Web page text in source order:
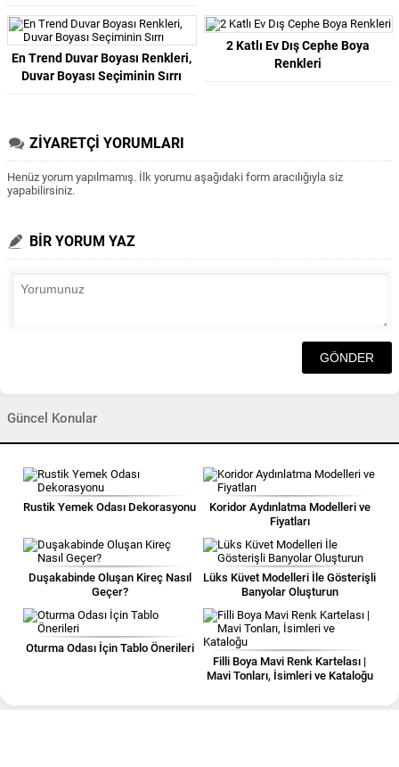
En Trend Duvar Boyası Renkleri,
Duvar Boyası Seçiminin Sırrı
2 Katlı Ev Dış Cephe Boya
Renkleri
ZİYARETÇİ YORUMLARI
Henüz yorum yapılmamış. İlk yorumu aşağıdaki form aracılığıyla siz
yapabilirsiniz.
BİR YORUM YAZ
Güncel Konular
Rustik Yemek Odası Dekorasyonu
Koridor Aydınlatma Modelleri ve
Fiyatları
Duşakabinde Oluşan Kireç Nasıl
Geçer?
Lüks Küvet Modelleri İle Gösterişli
Banyolar Oluşturun
Oturma Odası İçin Tablo Önerileri
Filli Boya Mavi Renk Kartelası |
Mavi Tonları, İsimleri ve Kataloğu